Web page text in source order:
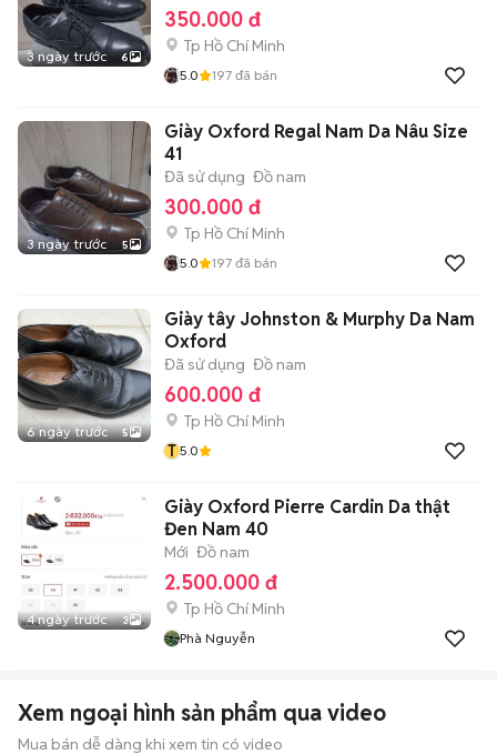
3 ngày trước 6
350.000 đ
Tp Hồ Chí Minh
5.0 197 đã bán
3 ngày trước 5
Giày Oxford Regal Nam Da Nâu Size
41
Đã sử dụng Đồ nam
300.000 đ
Tp Hồ Chí Minh
5.0 197 đã bán
6 ngày trước 5
Giày tây Johnston & Murphy Da Nam
Oxford
Đã sử dụng Đồ nam
600.000 đ
Tp Hồ Chí Minh
T 5.0
4 ngày trước 3
Giày Oxford Pierre Cardin Da thật
Đen Nam 40
Mới Đồ nam
2.500.000 đ
Tp Hồ Chí Minh
Phà Nguyễn
Xem ngoại hình sản phẩm qua video
Mua bán dễ dàng khi xem tin có video